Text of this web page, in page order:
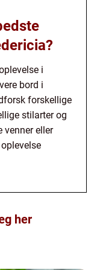
i
bord i
forskellige
stilarter og
venner eller
her